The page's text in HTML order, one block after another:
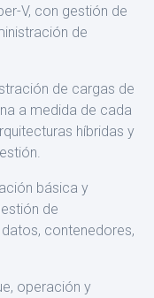
V, con gestión de
de
de cargas de
a medida de cada
híbridas y
básica y
de
contenedores,
operación y